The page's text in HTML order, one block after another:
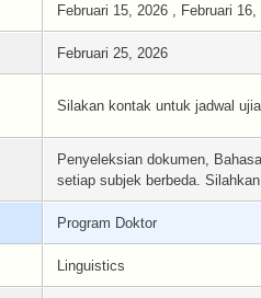
Februari 15, 2026 , Februari 16,
Februari 25, 2026
Silakan kontak untuk jadwal
Penyeleksian dokumen,
setiap subjek berbeda.
Program Doktor
Linguistics